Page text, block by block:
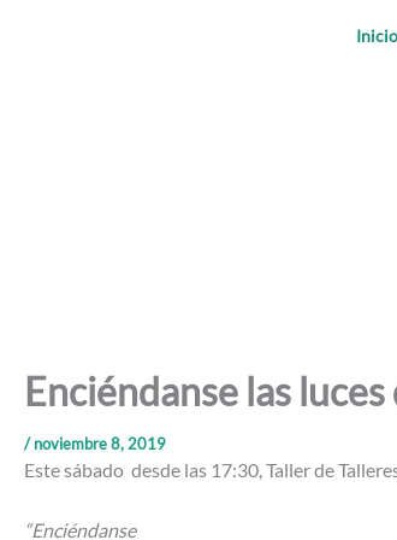
Inicio
Enciéndanse las
/noviembre 8, 2019
Este sábado desde las 17:30, Taller de
“Enciéndanse